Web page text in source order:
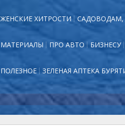
ЖЕНСКИЕ ХИТРОСТИ
МАТЕРИАЛЫ ПРО АВТО БИЗНЕСУ
ПОЛЕЗНОЕ ЗЕЛЕНАЯ АПТЕКА